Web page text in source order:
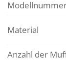
Material
Anzahl der